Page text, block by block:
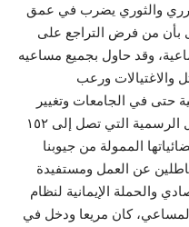
والثوري يضرب في عمق
بأن من فرض التراجع على
وقد حاول بجميع مساعيه
والاغتيالات ورعب
حتى في الجامعات وتغيير
القوانين ومحاولة تشريع قانون العطل الرسمية التي تصل إلى ١٥٢
وفضائياتها الممولة من جيوبنا
عن العمل ومستفيدة
والحملة الإيمانية لنظام
كان مريعا ودخل في